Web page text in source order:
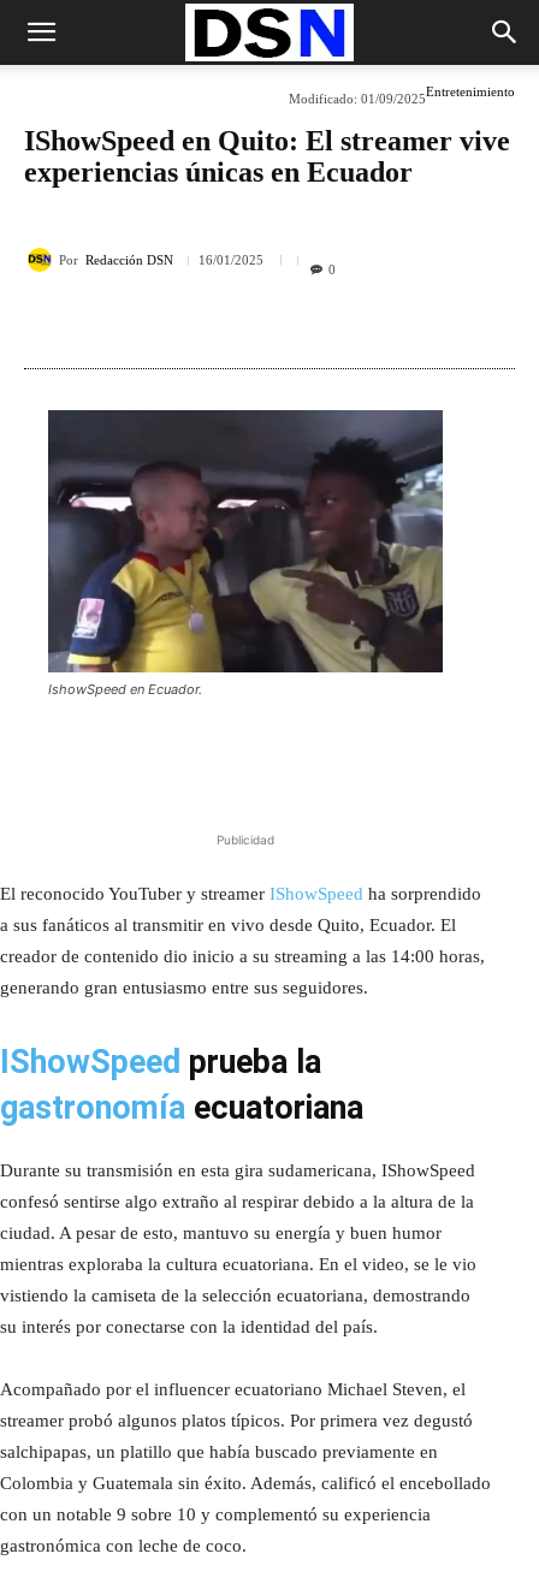
Entretenimiento
Modificado: 01/09/2025
IShowSpeed en Quito: El streamer vive
experiencias únicas en Ecuador
Por Redacción DSN 16/01/2025
0
IshowSpeed en Ecuador.
Publicidad
El reconocido YouTuber y streamer IShowSpeed ha sorprendido
a sus fanáticos al transmitir en vivo desde Quito, Ecuador. El
creador de contenido dio inicio a su streaming a las 14:00 horas,
generando gran entusiasmo entre sus seguidores.
IShowSpeed prueba la
gastronomía ecuatoriana
Durante su transmisión en esta gira sudamericana, IShowSpeed
confesó sentirse algo extraño al respirar debido a la altura de la
ciudad. A pesar de esto, mantuvo su energía y buen humor
mientras exploraba la cultura ecuatoriana. En el video, se le vio
vistiendo la camiseta de la selección ecuatoriana, demostrando
su interés por conectarse con la identidad del país.
Acompañado por el influencer ecuatoriano Michael Steven, el
streamer probó algunos platos típicos. Por primera vez degustó
salchipapas, un platillo que había buscado previamente en
Colombia y Guatemala sin éxito. Además, calificó el encebollado
con un notable 9 sobre 10 y complementó su experiencia
gastronómica con leche de coco.